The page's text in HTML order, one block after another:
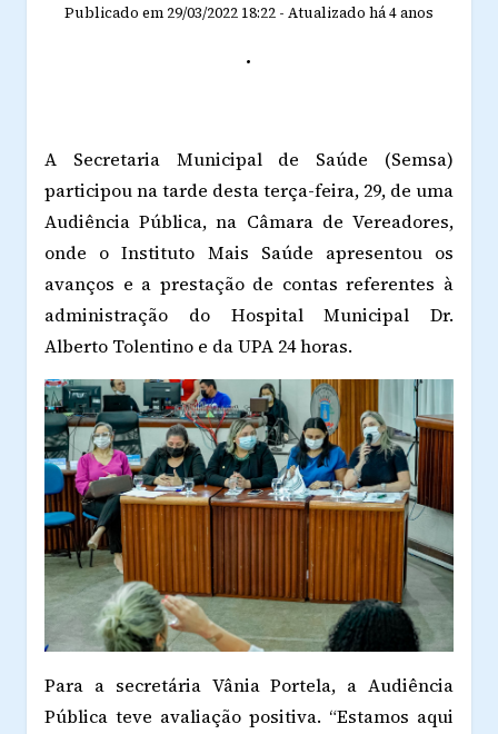
Publicado em 29/03/2022 18:22 - Atualizado há 4 anos
.
A Secretaria Municipal de Saúde (Semsa)
participou na tarde desta terça-feira, 29, de uma
Audiência Pública, na Câmara de Vereadores,
onde o Instituto Mais Saúde apresentou os
avanços e a prestação de contas referentes à
administração do Hospital Municipal Dr.
Alberto Tolentino e da UPA 24 horas.
Para a secretária Vânia Portela, a Audiência
Pública teve avaliação positiva. “Estamos aqui